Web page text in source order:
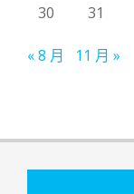
30
31
« 8 月 11 月 »